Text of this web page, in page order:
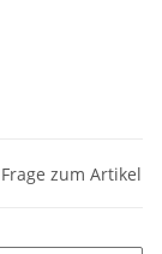
Frage zum Artikel